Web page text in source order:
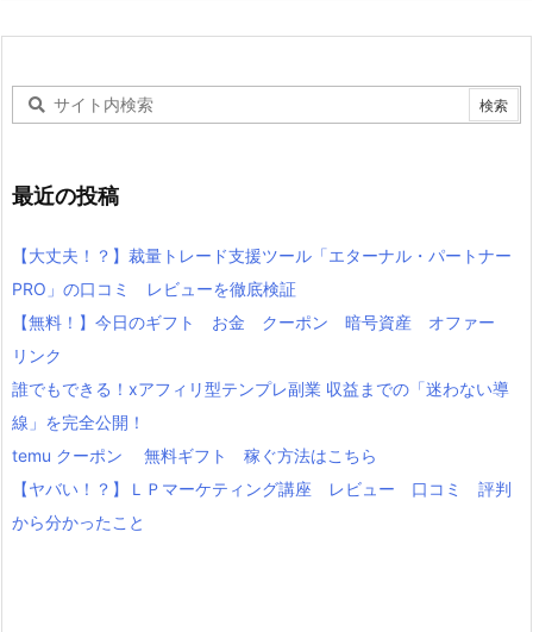
最近の投稿
【大丈夫！？】裁量トレード支援ツール「エターナル・パートナー
PRO」の口コミ レビューを徹底検証
【無料！】今日のギフト お金 クーポン 暗号資産 オファー
リンク
誰でもできる！xアフィリ型テンプレ副業 収益までの「迷わない導
線」を完全公開！
temu クーポン 無料ギフト 稼ぐ方法はこちら
【ヤバい！？】ＬＰマーケティング講座 レビュー 口コミ 評判
から分かったこと